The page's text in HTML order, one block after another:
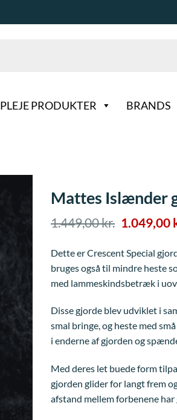
PLEJE PRODUKTER BRANDS
Mattes Islænder
1.449,00kr. Den
oprindelige
var:
1.449,00
1.049,00
Dette er Crescent Special
bruges også til mindre heste
med lammeskindsbetræk i
Disse gjorde blev udviklet i
smal bringe, og heste med
i enderne af gjorden og
Med deres let buede form
gjorden glider for langt frem
afstand mellem forbenene